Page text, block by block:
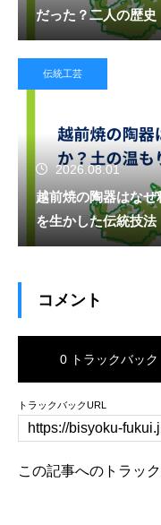
だった？二人の歴史
伝統工芸
2026.08.01
越前焼の陶器はな
を生かした伝統技法
コメント
0 トラックバック
トラックバックURL
この記事へのトラッ